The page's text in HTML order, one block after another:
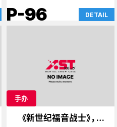
P-96 DETAIL
手办
《新世纪福音战士》，达